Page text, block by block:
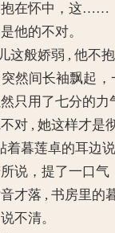
抱在怀中，这……
的不对。
般娇弱 , 他不抱
间长袖飘起，一
只用了七分的力
, 她这样才是彻
着暮莲卓的耳边
，提了一口气，
落 , 书房里的暮
清。